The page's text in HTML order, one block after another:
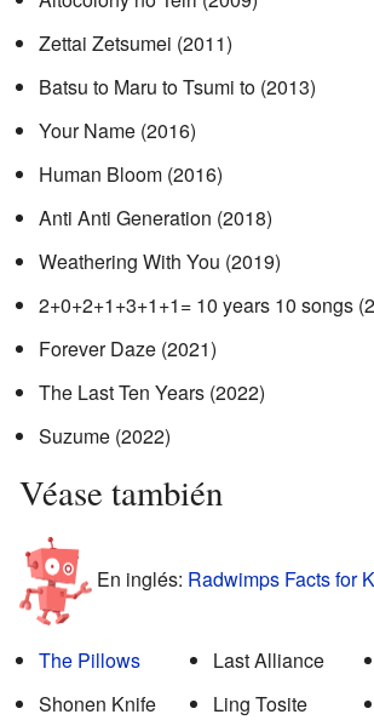
Zettai Zetsumei (2011)
Batsu to Maru to Tsumi to (2013)
Your Name (2016)
Human Bloom (2016)
Anti Anti Generation (2018)
Weathering With You (2019)
2+0+2+1+3+1+1= 10 years 10 songs
Forever Daze (2021)
The Last Ten Years (2022)
Suzume (2022)
Véase también
En inglés: Radwimps Facts for
The Pillows
Shonen Knife
Last Alliance
Ling Tosite